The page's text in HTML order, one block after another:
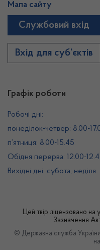
Графік роботи
Робочі дні:
понеділок-четвер: 8.00-
п’ятниця: 8.00-15.45
Обідня перерва: 12.00-
Вихідні дні: субота, неділя
Мапа сайту
Службовий вхід
Вхід для суб’єктів
Цей твір ліцензовано на
Зазначення
© Державна служба України